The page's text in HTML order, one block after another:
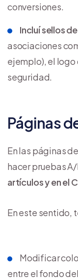
conversiones.
Incluí sellos
asociaciones
ejemplo), el logo
seguridad.
Páginas
En las páginas
hacer pruebas A/
artículos y en el
En este sentido,
Modificar
entre el fondo